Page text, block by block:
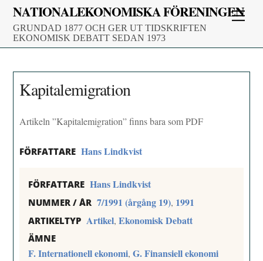
Skip
content
NATIONALEKONOMISKA FÖRENINGEN
GRUNDAD 1877 OCH GER UT TIDSKRIFTEN
EKONOMISK DEBATT SEDAN 1973
Kapitalemigration
Artikeln ”Kapitalemigration” finns bara som PDF
FÖRFATTARE Hans Lindkvist
FÖRFATTARE Hans Lindkvist
NUMMER / ÅR 7/1991 (årgång 19), 1991
ARTIKELTYP Artikel,Ekonomisk Debatt
ÄMNE
F. Internationell ekonomi,G. Finansiell ekonomi